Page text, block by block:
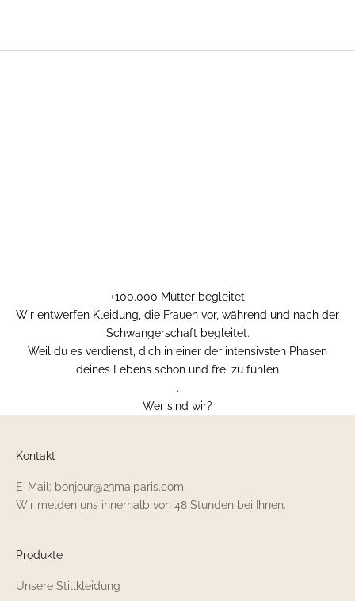
+100.000 Mütter begleitet
Wir entwerfen Kleidung, die Frauen vor, während und nach der
Schwangerschaft begleitet.
Weil du es verdienst, dich in einer der intensivsten Phasen
deines Lebens schön und frei zu fühlen
.
Wer sind wir?
Kontakt
E-Mail: bonjour@23maiparis.com
Wir melden uns innerhalb von 48 Stunden bei Ihnen.
Produkte
Unsere Stillkleidung